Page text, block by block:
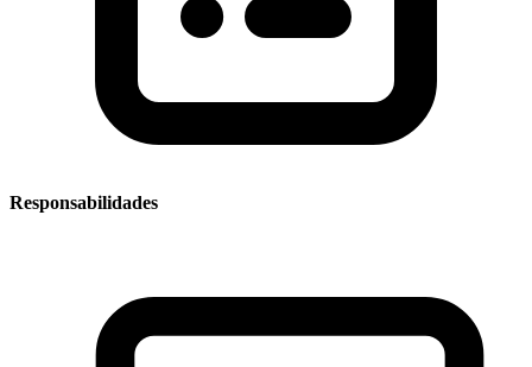
Responsabilidades